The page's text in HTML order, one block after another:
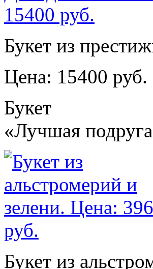
Букет из
Цена: 15400 руб.
Букет
«Лучшая
Букет из